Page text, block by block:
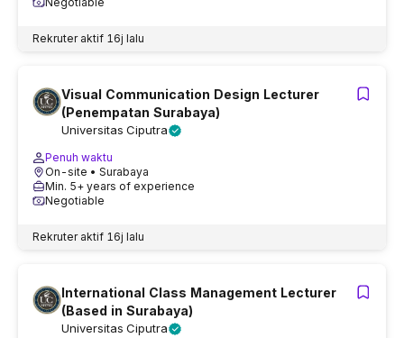
Rekruter aktif 16j lalu
Visual Communication Design Lecturer
(Penempatan Surabaya)
Universitas Ciputra
Penuh waktu
On-site • Surabaya
Min. 5+ years of experience
Negotiable
Rekruter aktif 16j lalu
International Class Management Lecturer
(Based in Surabaya)
Universitas Ciputra